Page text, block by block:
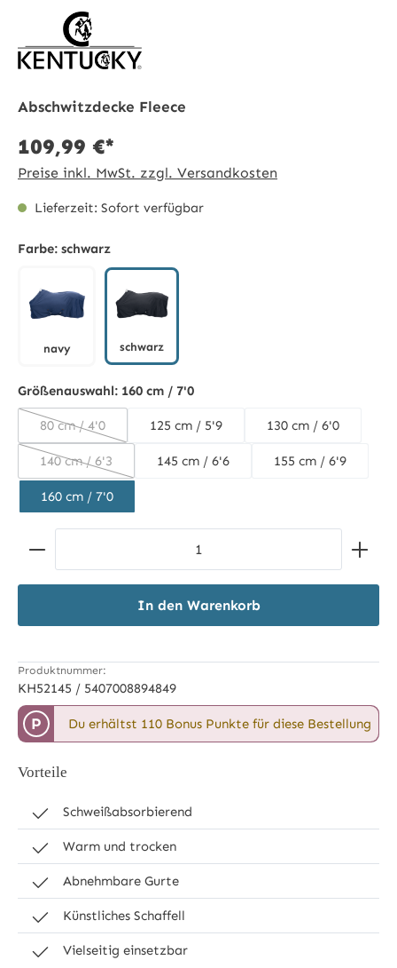
Abschwitzdecke Fleece
109,99 €*
Preise inkl. MwSt. zzgl. Versandkosten
Lieferzeit: Sofort verfügbar
Farbe: schwarz
navy schwarz
Größenauswahl: 160 cm / 7'0
80 cm / 4'0
(Diese Option ist zurzeit nicht verfügbar.)
125 cm / 5'9 130 cm / 6'0
140 cm / 6'3
(Diese Option ist zurzeit nicht verfügbar.)
145 cm / 6'6 155 cm / 6'9
160 cm / 7'0
Produkt Anzahl: Gib den gewünschten Wert ein
In den Warenkorb
Produktnummer:
KH52145 / 5407008894849
P Du erhältst 110 Bonus Punkte für diese Bestellung
Vorteile
Schweißabsorbierend
Warm und trocken
Abnehmbare Gurte
Künstliches Schaffell
Vielseitig einsetzbar